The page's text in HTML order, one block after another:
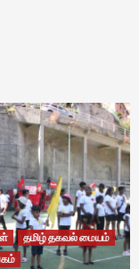
தமிழ் தகவல் மையம்